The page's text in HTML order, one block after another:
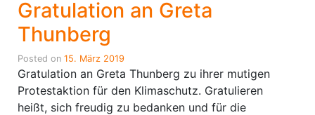
Gratulation an Greta
Thunberg
Posted on 15. März 2019
Gratulation an Greta Thunberg zu ihrer mutigen
Protestaktion für den Klimaschutz. Gratulieren
heißt, sich freudig zu bedanken und für die